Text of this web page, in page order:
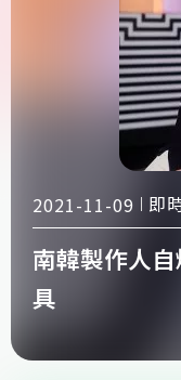
2021-11-09 即
南韓製作人
具